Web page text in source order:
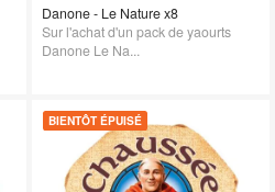
Danone - Le Nature x8
Sur l'achat d'un pack de yaourts
Danone Le Na...
BIENTÔT ÉPUISÉ